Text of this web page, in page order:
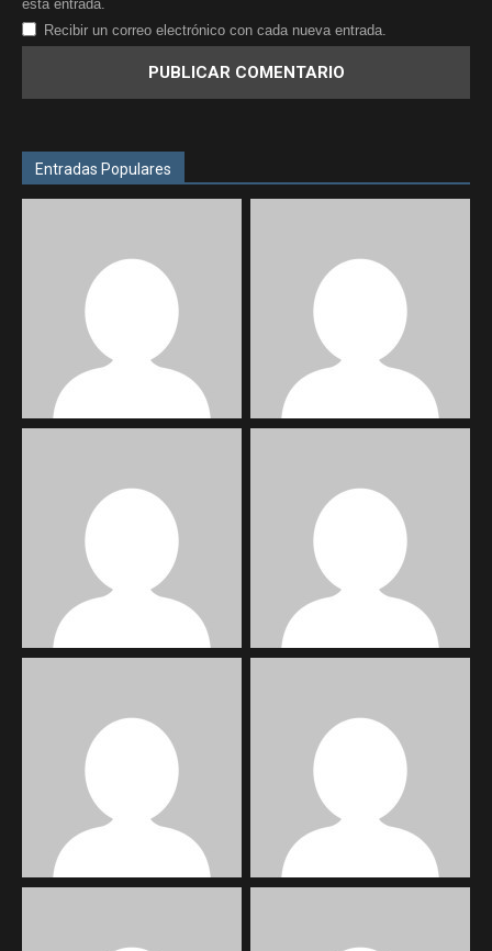
esta entrada.
Recibir un correo electrónico con cada nueva entrada.
Entradas Populares